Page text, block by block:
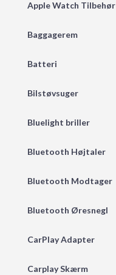
Apple Watch Tilbehør
Baggagerem
Batteri
Bilstøvsuger
Bluelight briller
Bluetooth Højtaler
Bluetooth Modtager
Bluetooth Øresnegl
CarPlay Adapter
Carplay Skærm